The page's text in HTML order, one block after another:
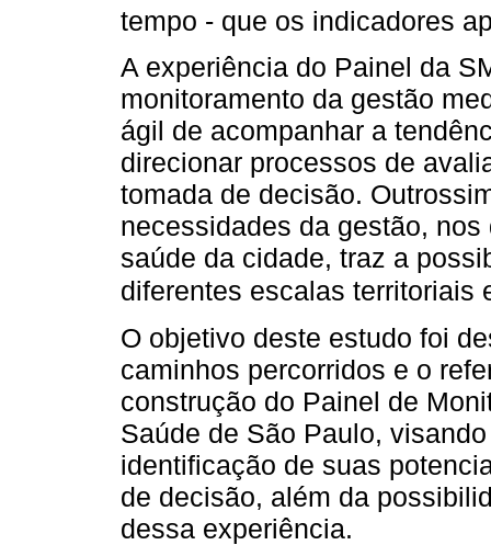
tempo - que os indicadores
A experiência do Painel da
monitoramento da gestão
ágil de acompanhar a
direcionar processos de
tomada de decisão.
necessidades da gestão,
saúde da cidade, traz a
diferentes escalas territoriais
O objetivo deste estudo foi
caminhos percorridos e o
construção do Painel de
Saúde de São Paulo,
identificação de suas
de decisão, além da
dessa experiência.